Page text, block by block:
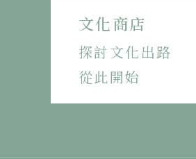
文化商店
探討文化出路
從此開始